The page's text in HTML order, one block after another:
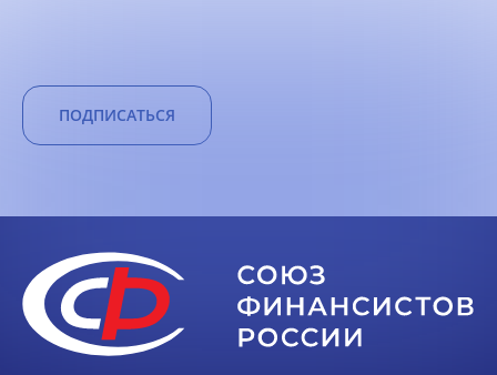
ПОДПИСАТЬСЯ